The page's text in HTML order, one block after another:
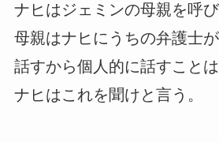
ナヒはジェミンの母親を呼び
母親はナヒにうちの弁護士
話すから個人的に話すことは
ナヒはこれを聞けと言う。